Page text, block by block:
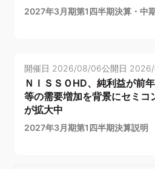
2027年3月期第1四半期決算・中
開催日 2026/08/06公開日
ＮＩＳＳＯHD、純利益が
等の需要増加を背景にセミコ
が拡大中
2027年3月期第1四半期決算説明